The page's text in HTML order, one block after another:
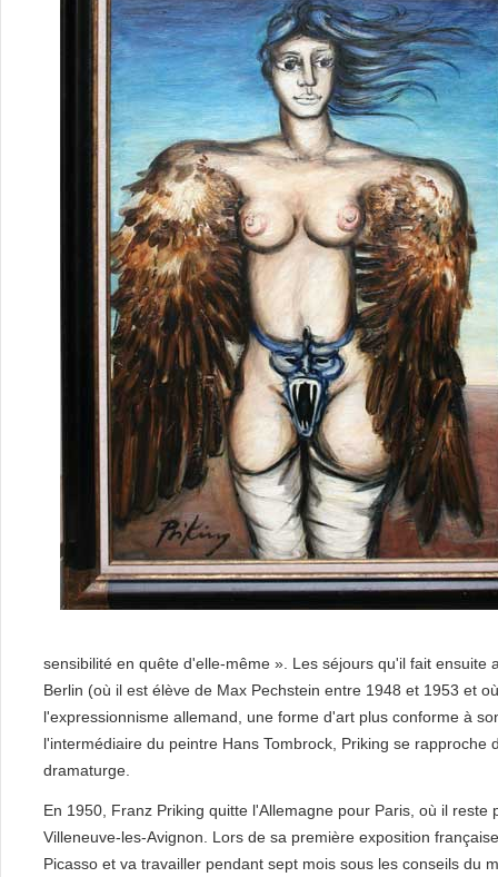
sensibilité en quête d'elle-même ». Les séjours qu'il fait
Berlin (où il est élève de Max Pechstein entre 1948 et 1953 et
l'expressionnisme allemand, une forme d'art plus conforme à
l'intermédiaire du peintre Hans Tombrock, Priking se
dramaturge.
En 1950, Franz Priking quitte l'Allemagne pour Paris, où il
Villeneuve-les-Avignon. Lors de sa première exposition
Picasso et va travailler pendant sept mois sous les conseils du